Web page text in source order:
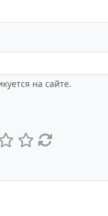
на сайте.